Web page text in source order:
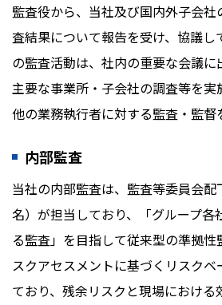
監査役から、当社及び国内外子会
査結果について報告を受け、協議し
の監査活動は、社内の重要な会議に
主要な事業所・子会社の調査等を
他の業務執行者に対する監査・監督
内部監査
当社の内部監査は、監査等委員会配
名）が担当しており、「グループ各
る監査」を目指して従来型の準拠性
スクアセスメントに基づくリスクベ
ており、残余リスクと現場における